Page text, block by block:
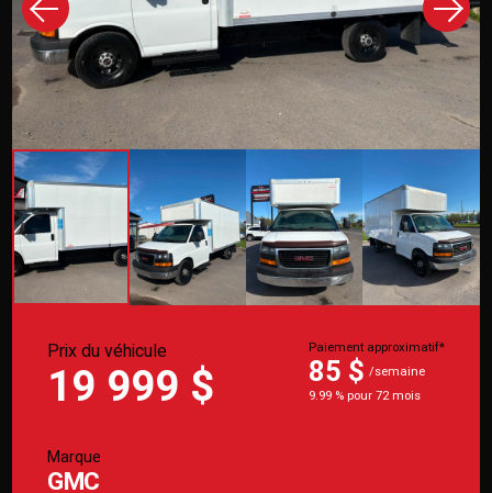
Prix du véhicule
19 999 $
Paiement approximatif*
85 $ /semaine
9.99 % pour 72 mois
Marque
GMC